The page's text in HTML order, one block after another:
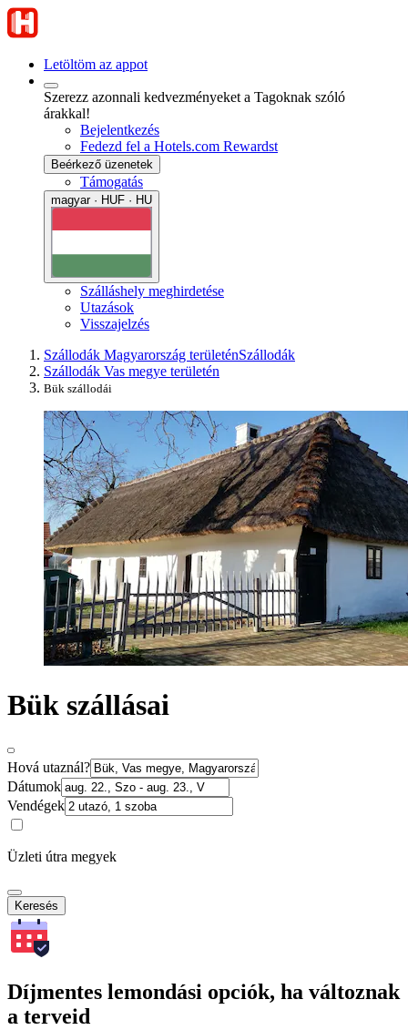
Letöltöm az appot
Szerezz azonnali kedvezményeket a Tagoknak szóló
árakkal!
Bejelentkezés
Fedezd fel a Hotels.com Rewardst
Beérkező üzenetek
Támogatás
magyar · HUF · HU
Szálláshely meghirdetése
Utazások
Visszajelzés
Szállodák Magyarország területénSzállodák
Szállodák Vas megye területén
Bük szállodái
Bük szállásai
Hová utaznál?
Dátumok
Vendégek
Üzleti útra megyek
Keresés
Díjmentes lemondási opciók, ha változnak
a terveid